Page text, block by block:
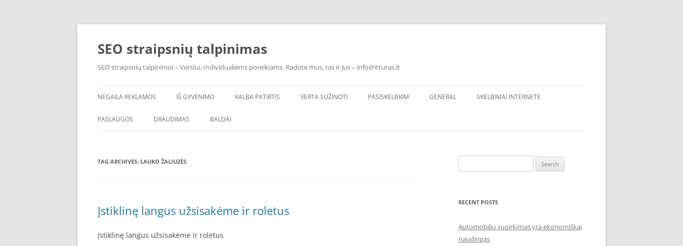
Skip
SEO straipsnių talpinimas
SEO straipsnių talpinimui – Verslui, Individualiems poreikiams. Radote mus, ras ir Jus – info@itturas.lt
NEGAILA REKLAMOS IŠ GYVENIMO KALBA PATIRTIS VERTA SUŽINOTI PASISKELBKIM GENERAL SKELBIMAI INTERNETE
PASLAUGOS DRAUDIMAS BALDAI
TAG ARCHIVES: LAUKO ŽALIUZĖS
Įstiklinę langus užsisakėme ir roletus
Įstiklinę langus užsisakėme ir roletus
for:
RECENT POSTS
Automobilių supirkimas yra ekonomiškai
naudingas